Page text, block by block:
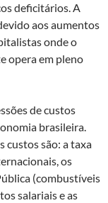
deficitários. A
aos aumentos
onde o
opera em pleno
de custos
brasileira.
custos são: a taxa
os
(combustíveis
salariais e as